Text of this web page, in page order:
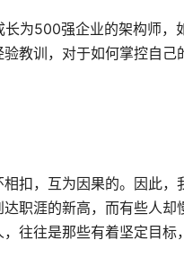
为500强企业的架构师
教训，对于如何掌控自
扣，互为因果的。因此
职涯的新高，而有些人
往往是那些有着坚定目标